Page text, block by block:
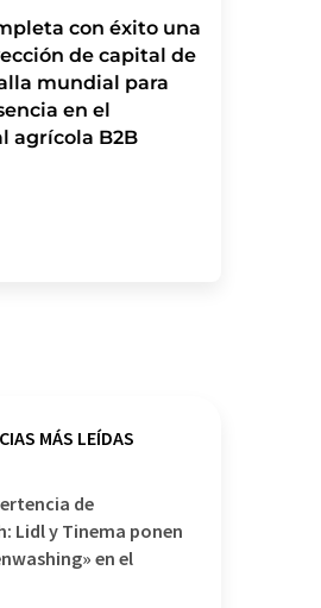
con éxito una
de capital de
mundial para
en el
agrícola B2B
MÁS LEÍDAS
de
Lidl y Tinema ponen
en el